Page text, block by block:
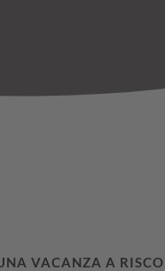
VACANZA A